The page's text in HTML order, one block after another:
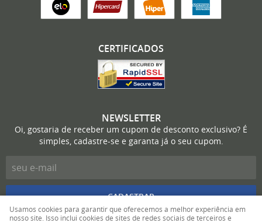
CERTIFICADOS
NEWSLETTER
Oi, gostaria de receber um cupom de desconto exclusivo? É
simples, cadastre-se e garanta já o seu cupom.
CADASTRAR
Usamos cookies para garantir que oferecemos a melhor experiência em
nosso site. Isso inclui cookies de sites de redes sociais de terceiros e